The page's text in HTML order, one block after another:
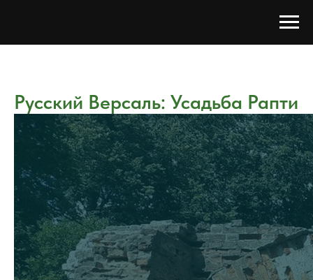
Русский Версаль: Усадьба Рапти